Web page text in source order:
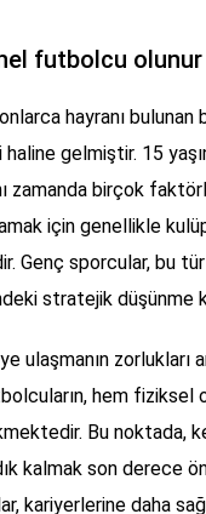
futbolcu olunur
hayranı
haline gelmiştir. 15
zamanda birçok
için genellikle
Genç sporcular, bu
stratejik düşünme
ulaşmanın zorlukları
hem fiziksel
Bu noktada,
kalmak son derece
kariyerlerine daha